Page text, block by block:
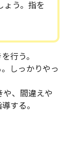
ょう。指を
行う。
しっかりやっ
、間違えや
する。